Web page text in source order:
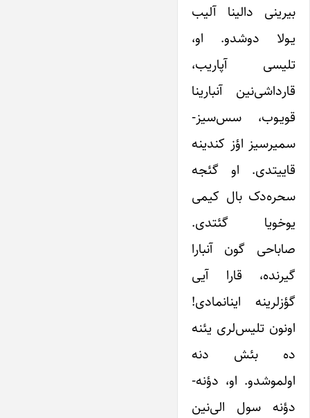
بیرینی دالینا آلیب
یـولا دوشدو. او،
تلیسی آپاریب،
قارداشی‌نین آنبارینا
قویـوب، سس‌سیز-
سمیرسیز اؤز کندینه
قاییتدی. او گئجه
سحره‌دک بال کیمی
یوخویا گئتدی.
صاباحی گون آنبارا
گیرنده، قارا آیی
گؤزلرینه اینانمادی!
اونون تلیس‌لری ‌یئنه
‌ده بئش‌ دنه
اولموشدو. او، دؤنه‌-
دؤنه سول الی‌نین